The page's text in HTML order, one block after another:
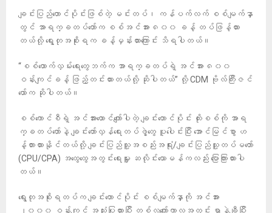
ချင်းပြည်တောင်ပိုင်းဖြစ်တဲ့ မင်းတပ်၊ ကန်ပက်လက် စစ်မျက်နှာ
တွင် အာရက္ခတပ်တော်က စစ်အင်အား ၈၀၀ ခန့် တပ်ဖြန့်ထား
တယ်လို့ ရွေးတုအစိုးရက ခန့်မှန်းထားကြောင်း သိရပါတယ်။
“စစ်ထောက်လှမ်းရေးတွေဘက်က အာရက္ခတပ်ရဲ့ အင်အား ၈၀၀
ဝန်းကျင်ခန့် ဖြည့်တင်းထားတယ်လို့ ဆိုပါတယ်” လို့ CDM ဗိုလ်ကြီးဇင်
ယော်က ဆိုပါတယ်။
စစ်ကောင်စီရဲ့ အင်အားထောင်ကျော်ပါတဲ့ ချင်းတောင်ပိုင်း ထိုးစစ်ကို အာရ
က္ခတပ်တော်နဲ့ ချင်းတော်လှန်ရေးတပ်ဖွဲ့တွေ ပူပေါင်းပြီး အောင်မြင်စွာ ဟ
န့်တားထားနိုင်တယ်လို့ ချင်းပြည်သူ့အစည်းအရုံး/ချင်းပြည်သူ့တပ်မတော်
(CPU/CPA) အထွေထွေအတွင်းရေးမှူး ဆလိုင်းယောမန်ကလည်း ပြောကြားထားပါ
တယ်။
ရွေးတုအစိုးရတပ်က ချင်းတောင်ပိုင်း စစ်မျက်နှာကို အင်အား
၂၀၀၀ ဝန်းကျင် အသုံးပြုထားပြီး တစ်လကျော်ကာလအတွင်း ရာနဲ့ချီပြီး